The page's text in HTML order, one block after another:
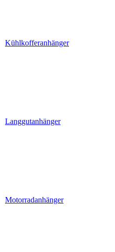
Kühlkofferanhänger
Langgutanhänger
Motorradanhänger